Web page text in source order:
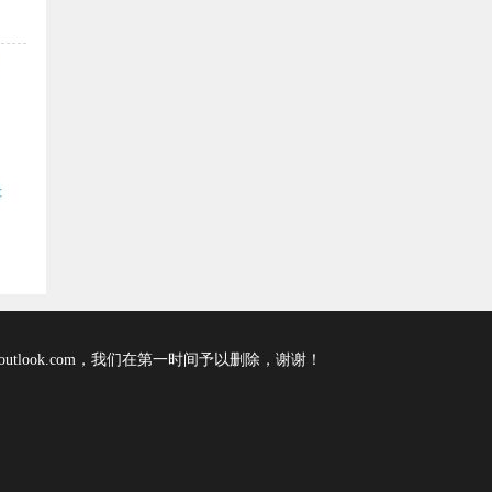
，我们在第一时间予以删除，谢谢！